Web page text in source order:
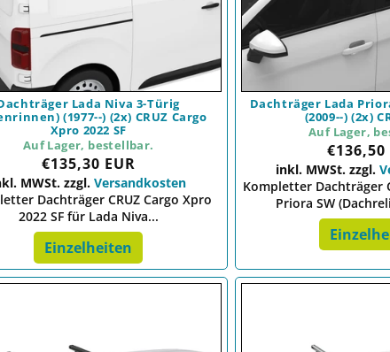
Lada Niva 3-Türig
(1977--) (2x) CRUZ Cargo
Xpro 2022 SF
Auf Lager, bestellbar.
Preis
€135,30 EUR
MWSt. zzgl.Versandkosten
Dachträger CRUZ Cargo Xpro
2022 SF für Lada Niva...
Einzelheiten
Dachträger Lada
(2009--) (2x)
Auf Lager,
Preis
€136,50
inkl. MWSt. zzgl.
Kompletter Dachträger
Priora SW